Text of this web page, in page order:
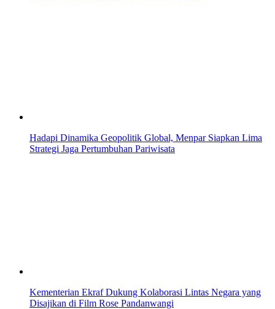
Hadapi Dinamika Geopolitik Global, Menpar Siapkan Lima
Strategi Jaga Pertumbuhan Pariwisata
Kementerian Ekraf Dukung Kolaborasi Lintas Negara yang
Disajikan di Film Rose Pandanwangi